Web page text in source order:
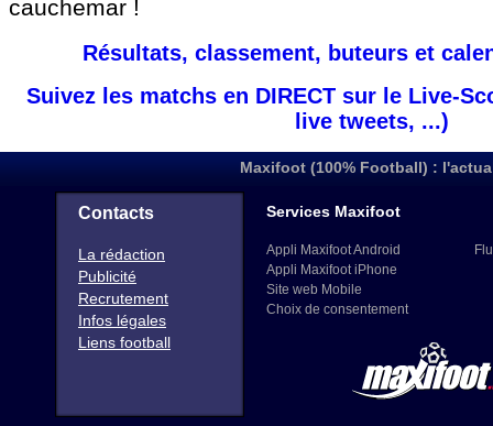
cauchemar !
Résultats, classement, buteurs et
Suivez les matchs en DIRECT sur le Live-
live tweets, ...)
Maxifoot (100% Football) :
Contacts
La rédaction
Publicité
Recrutement
Infos légales
Liens football
Services Maxifoot
Appli Maxifoot Android
Appli Maxifoot iPhone
Site web Mobile
Choix de consentement